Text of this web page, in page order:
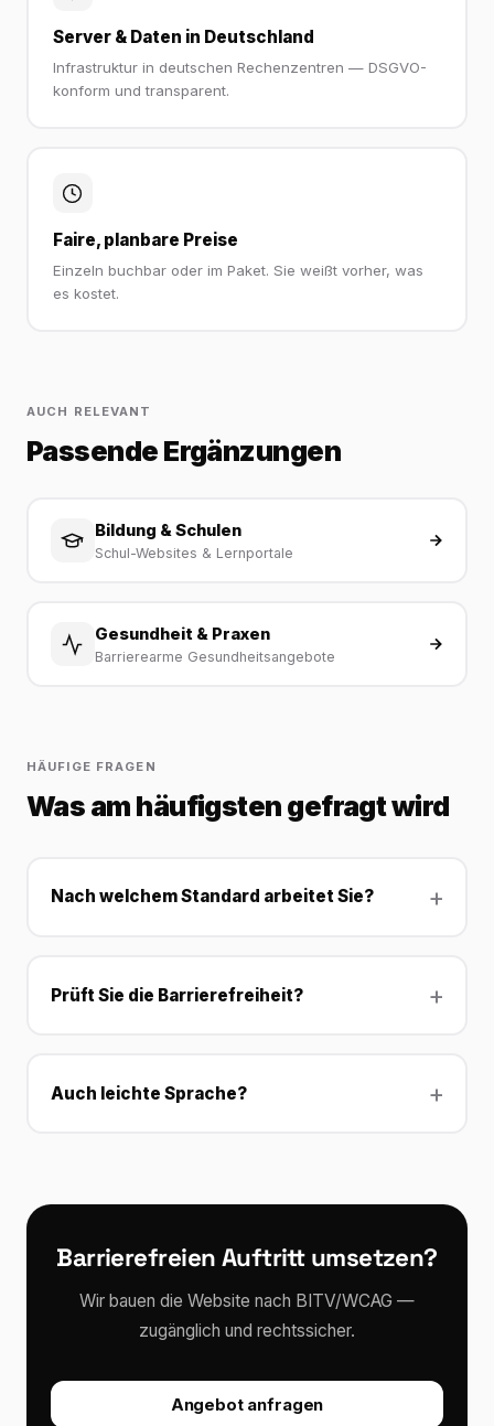
Server & Daten in Deutschland
Infrastruktur in deutschen Rechenzentren — DSGVO-
konform und transparent.
Faire, planbare Preise
Einzeln buchbar oder im Paket. Sie weißt vorher, was
es kostet.
AUCH RELEVANT
Passende Ergänzungen
Bildung & Schulen
Schul-Websites & Lernportale
Gesundheit & Praxen
Barrierearme Gesundheitsangebote
HÄUFIGE FRAGEN
Was am häufigsten gefragt wird
Nach welchem Standard arbeitet Sie?
Prüft Sie die Barrierefreiheit?
Auch leichte Sprache?
Barrierefreien Auftritt umsetzen?
Wir bauen die Website nach BITV/WCAG —
zugänglich und rechtssicher.
Angebot anfragen